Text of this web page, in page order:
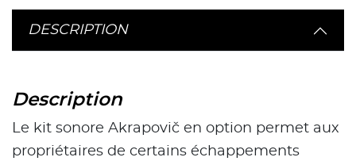
DESCRIPTION
Description
Le kit sonore Akrapovič en option permet aux
propriétaires de certains échappements